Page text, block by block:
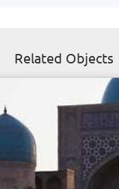
Related Objects